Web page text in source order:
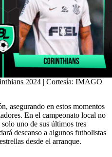
2024 | Cortesía: IMAGO
asegurando en estos momentos
En el campeonato local no
uno de sus últimos tres
descanso a algunos futbolistas
desde el arranque.